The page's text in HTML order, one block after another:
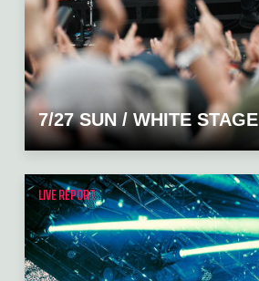
7/27 SUN / WHITE STAGE
LIVE REPORT